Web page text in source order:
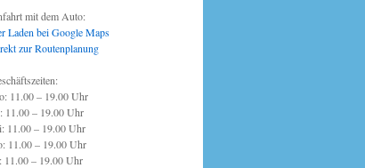
mit dem Auto:
Laden bei Google Maps
zur Routenplanung
11.00 – 19.00 Uhr
11.00 – 19.00 Uhr
11.00 – 19.00 Uhr
11.00 – 19.00 Uhr
11.00 – 19.00 Uhr